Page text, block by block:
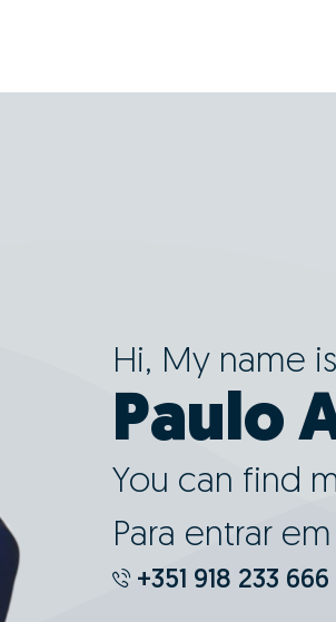
Hi, My name is
Paulo
You can find
Para entrar
+351 918 233 666